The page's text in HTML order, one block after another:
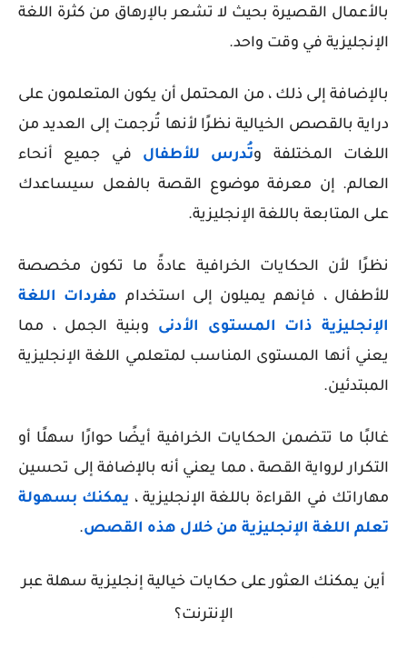
بالأعمال القصيرة بحيث لا تشعر بالإرهاق من كثرة اللغة
الإنجليزية في وقت واحد.
بالإضافة إلى ذلك ، من المحتمل أن يكون المتعلمون على
دراية بالقصص الخيالية نظرًا لأنها تُرجمت إلى العديد من
اللغات المختلفة وتُدرس للأطفال في جميع أنحاء
العالم. إن معرفة موضوع القصة بالفعل سيساعدك
على المتابعة باللغة الإنجليزية.
نظرًا لأن الحكايات الخرافية عادةً ما تكون مخصصة
للأطفال ، فإنهم يميلون إلى استخدام مفردات اللغة
الإنجليزية ذات المستوى الأدنى وبنية الجمل ، مما
يعني أنها المستوى المناسب لمتعلمي اللغة الإنجليزية
المبتدئين.
غالبًا ما تتضمن الحكايات الخرافية أيضًا حوارًا سهلًا أو
التكرار لرواية القصة ، مما يعني أنه بالإضافة إلى تحسين
مهاراتك في القراءة باللغة الإنجليزية ، يمكنك بسهولة
تعلم اللغة الإنجليزية من خلال هذه القصص.
أين يمكنك العثور على حكايات خيالية إنجليزية سهلة عبر
الإنترنت؟